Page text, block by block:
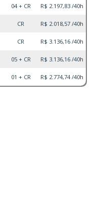
04 + CR R$ 2.197,83 /40h
CR R$ 2.018,57 /40h
CR R$ 3.136,16 /40h
05 + CR R$ 3.136,16 /40h
01 + CR R$ 2.774,74 /40h